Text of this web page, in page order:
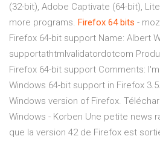
(32-bit), Adobe Captivate (64-bit),
more programs. Firefox 64 bits -
Firefox 64-bit support Name: Albert
supportathtmlvalidatordotcom
Firefox 64-bit support Comments:
Windows 64-bit support in Firefox
Windows version of Firefox.
Windows - Korben Une petite news
que la version 42 de Firefox est